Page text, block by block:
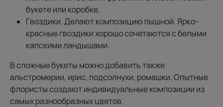
букете или коробке.
Гвоздики. Делают композицию пышной. Ярко-
красные гвоздики хорошо сочетаются с белыми
капскими ландышами.
В сложные букеты можно добавить также
альстромерии, ирис, подсолнухи, ромашки. Опытные
флористы создают индивидуальные композиции из
самых разнообразных цветов.